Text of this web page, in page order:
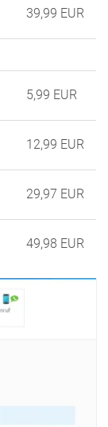
39,99 EUR
5,99 EUR
12,99 EUR
29,97 EUR
49,98 EUR